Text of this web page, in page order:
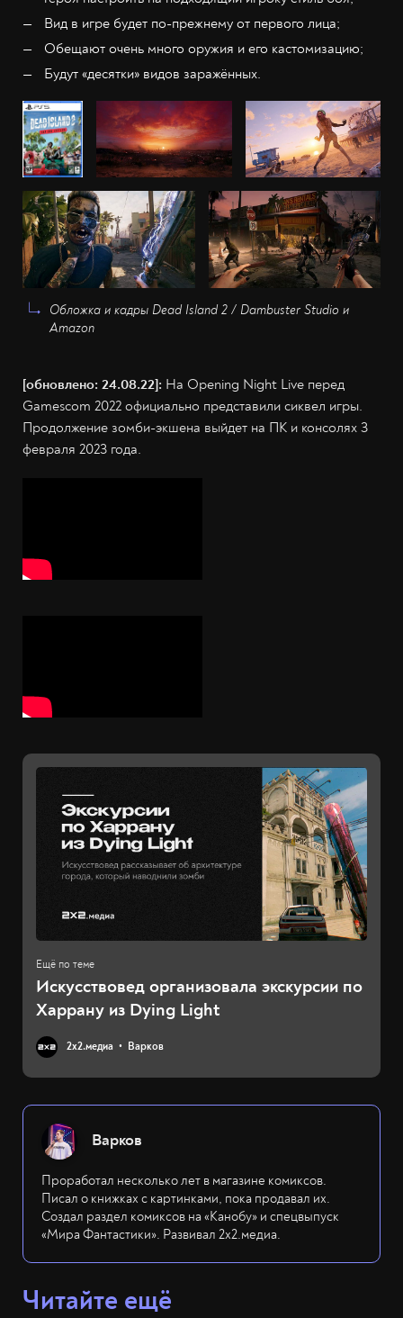
Вид в игре будет по-прежнему от первого лица;
Обещают очень много оружия и его кастомизацию;
Будут «десятки» видов заражённых.
Обложка и кадры Dead Island 2 / Dambuster Studio и
Amazon
[обновлено: 24.08.22]: На Opening Night Live перед
Gamescom 2022 официально представили сиквел игры.
Продолжение зомби-экшена выйдет на ПК и консолях 3
февраля 2023 года.
Искусствовед организовала экскурсии по
Харрану из Dying Light
2х2.медиа Варков
Варков
Проработал несколько лет в магазине комиксов.
Писал о книжках с картинками, пока продавал их.
Создал раздел комиксов на «Канобу» и спецвыпуск
«Мира Фантастики». Развивал 2х2.медиа.
Читайте ещё